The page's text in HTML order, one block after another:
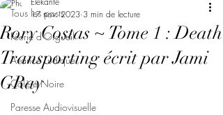
Tous les posts
Féerie d'Orgueil
Avarice Ludique
Colère Noire
Paresse Audiovisuelle
Rory Costas ~ Tome 1 : Death
Transporting écrit par Jami
GRay
17 nov. 2023 3 min de lecture